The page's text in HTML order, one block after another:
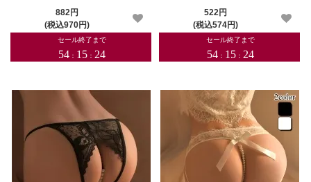
882円
(税込970円)
522円
(税込574円)